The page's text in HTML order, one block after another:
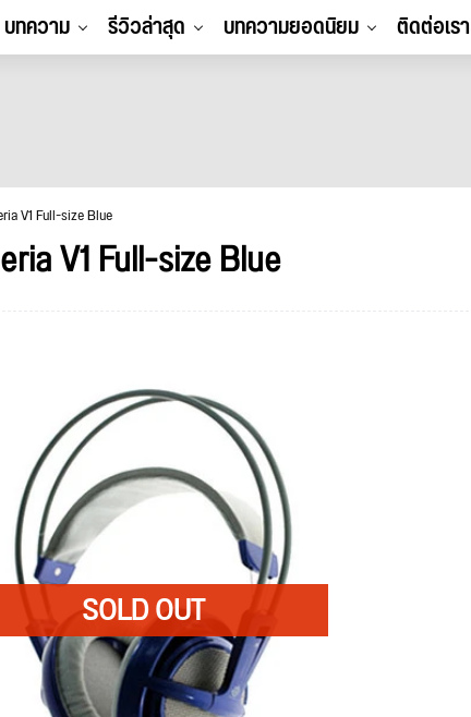
บทความ รีวิวล่าสุด บทความยอดนิยม ติดต่อเรา
V1 Full-size Blue
V1 Full-size Blue